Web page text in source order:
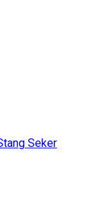
Seker